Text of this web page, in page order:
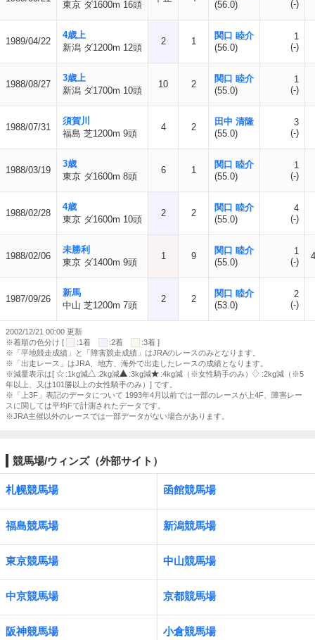
東京 ダ1600m 16頭
(56.0)
(-)
1989/04/22
4歳上
新潟 ダ1200m 12頭
2 1
関口 睦介
(56.0)
1
(-)
1988/08/27
3歳上
新潟 ダ1700m 10頭
10 2
関口 睦介
(55.0)
1
(-)
1988/07/31
須賀川
福島 芝1200m 9頭
4 2
田中 清隆
(55.0)
3
(-)
1988/03/19
3歳
東京 ダ1600m 8頭
6 1
関口 睦介
(55.0)
1
(-)
1988/02/28
4歳
東京 ダ1600m 10頭
2 2
関口 睦介
(55.0)
4
(-)
1988/02/06
未勝利
東京 ダ1400m 9頭
1 9
関口 睦介
(55.0)
1
(-)
1987/09/26
新馬
中山 芝1200m 7頭
2 2
関口 睦介
(53.0)
2
(-)
2002/12/21 00:00 更新
※着順の色分け [
:1着 :2着
:3着 ]
※「平地競走成績」と「障害競走成績」はJRAのレースのみとなります。
※「出走レース」はJRA、地方、海外で出走したレースの成績となります。
※減量表示は[
:1kg減 :2kg減 :3kg減 :4kg減（※女性騎手のみ）
:2kg減（※5
年以上、又は101勝以上の女性騎手のみ）] です。
※「上3F」表記のデータについて 1993年4月以前では一部のレースが上4F、障害レー
スに関しては平均Fで計測されたデータです。
※JRA主催以外のレースでは一部データがない場合があります。
競馬場/ウィンズ（外部サイト）
札幌競馬場 函館競馬場
福島競馬場 新潟競馬場
東京競馬場 中山競馬場
中京競馬場 京都競馬場
阪神競馬場 小倉競馬場